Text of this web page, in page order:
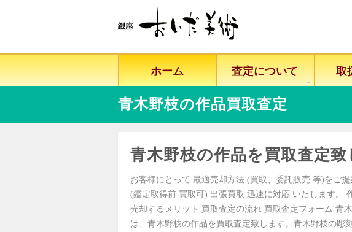
ホーム 査定について 取
青木野枝の作品買取査定
青木野枝の作品を買取査定致
お客様にとって 最適売却方法 (買取、委託販売 等)をご
(鑑定取得前 買取可) 出張買取 迅速に対応 いたします。
売却するメリット 買取査定の流れ 買取査定フォーム 青
は、青木野枝の作品を買取査定致します。青木野枝の彫